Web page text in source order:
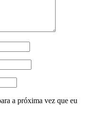
a próxima vez que eu